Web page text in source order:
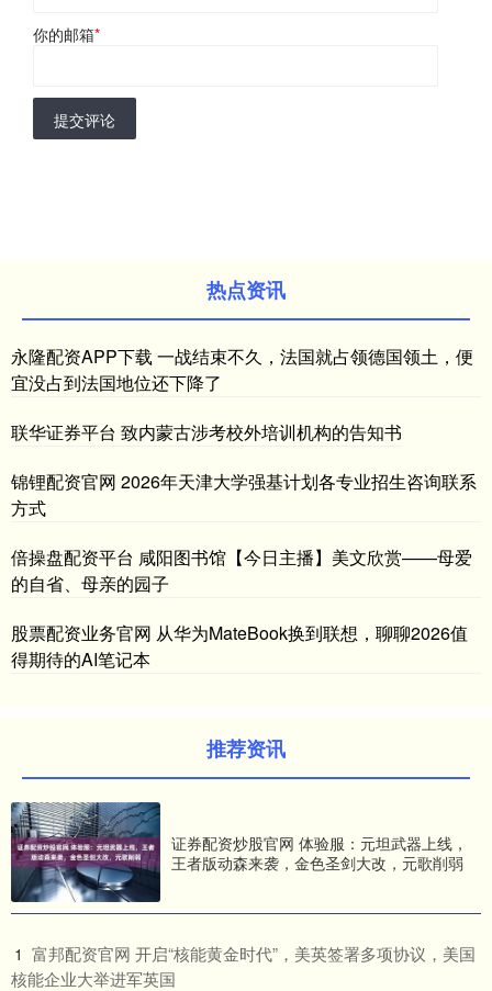
你的邮箱*
提交评论
热点资讯
永隆配资APP下载 一战结束不久，法国就占领德国领土，便
宜没占到法国地位还下降了
联华证券平台 致内蒙古涉考校外培训机构的告知书
锦锂配资官网 2026年天津大学强基计划各专业招生咨询联系
方式
倍操盘配资平台 咸阳图书馆【今日主播】美文欣赏——母爱
的自省、母亲的园子
股票配资业务官网 从华为MateBook换到联想，聊聊2026值
得期待的AI笔记本
推荐资讯
证券配资炒股官网 体验服：元坦武器上线，
王者版动森来袭，金色圣剑大改，元歌削弱
1 ​富邦配资官网 开启“核能黄金时代”，美英签署多项协议，美国
核能企业大举进军英国